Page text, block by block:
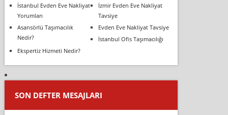
İstanbul Evden Eve Nakliyat
Yorumları
İzmir Evden Eve Nakliyat
Tavsiye
Asansörlü Taşımacılık
Nedir?
Evden Eve Nakliyat Tavsiye
İstanbul Ofis Taşımacılığı
Ekspertiz Hizmeti Nedir?
SON DEFTER MESAJLARI